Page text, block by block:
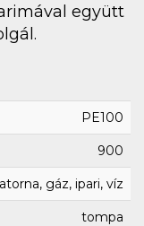
együtt
PE100
900
gáz, ipari, víz
tompa